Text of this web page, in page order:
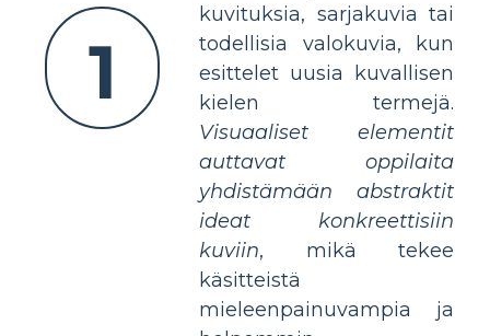
1
kuvituksia, sarjakuvia tai
todellisia valokuvia, kun
esittelet uusia kuvallisen
kielen termejä.
Visuaaliset elementit
auttavat oppilaita
yhdistämään abstraktit
ideat konkreettisiin
kuviin, mikä tekee
käsitteistä
mieleenpainuvampia ja